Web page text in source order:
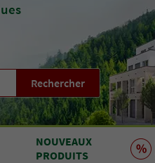
Rechercher
NOUVEAUX
PRODUITS